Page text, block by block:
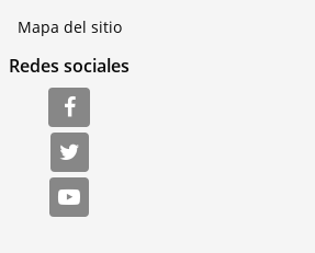
Mapa del sitio
Redes sociales